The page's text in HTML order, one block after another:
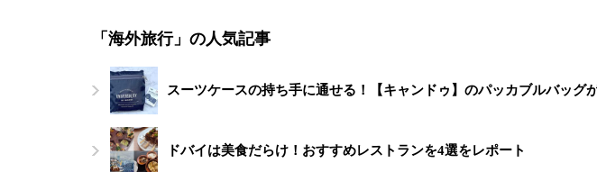
「海外旅行」の人気記事
スーツケースの持ち手に通せる！【キャンドゥ】のパッカブルバッグ
ドバイは美食だらけ！おすすめレストランを4選をレポート